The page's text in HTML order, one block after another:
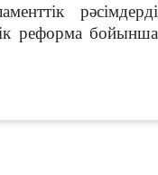
рәсімдерді
реформа бойынша